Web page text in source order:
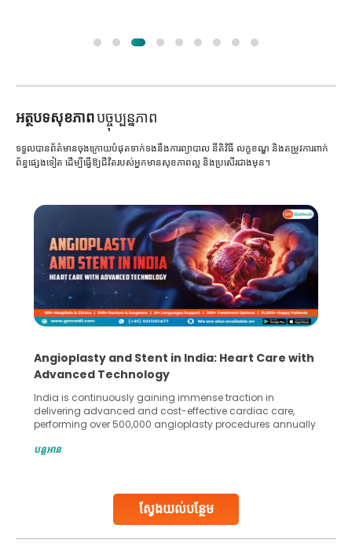
អត្ថបទសុខភាពបច្ចុប្បន្នភាព
ស្វែងយល់បន្ថែម
ទទួលបានព័ត៌មានចុងក្រោយបំផុតទាក់ទងនឹងការព្យាបាល នីតិវិធី លក្ខខណ្ឌ និងតម្រូវការពាក់
ព័ន្ធផ្សេងទៀត ដើម្បីធ្វើឱ្យជីវិតរបស់អ្នកមានសុខភាពល្អ និងប្រសើរជាងមុន។
Angioplasty and Stent in India: Heart Care with
Advanced Technology
India is continuously gaining immense traction in
delivering advanced and cost-effective cardiac care,
performing over 500,000 angioplasty procedures annually
globe are searching for treatments like angioplasty and
Studies, such as one published
បន្តអាន